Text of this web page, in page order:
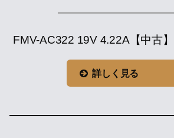
FMV-AC322 19V 4.22A【中古】
詳しく見る